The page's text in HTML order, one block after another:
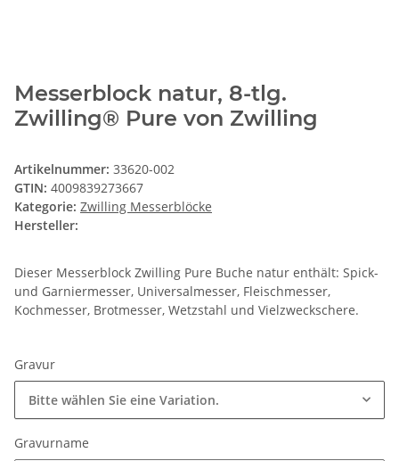
Messerblock natur, 8-tlg.
Zwilling® Pure von Zwilling
Artikelnummer: 33620-002
GTIN: 4009839273667
Kategorie: Zwilling Messerblöcke
Hersteller:
Dieser Messerblock Zwilling Pure Buche natur enthält: Spick-
und Garniermesser, Universalmesser, Fleischmesser,
Kochmesser, Brotmesser, Wetzstahl und Vielzweckschere.
Gravur
Bitte wählen Sie eine Variation.
Gravurname